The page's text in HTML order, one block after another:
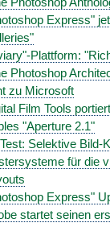
Express"
Plattform:
Photoshop
zu Microsoft
Film Tools
"Aperture 2.1"
Test: Selektive
für die
Express"
startet seinen